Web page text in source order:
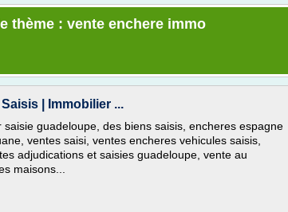
thème : vente enchere immo
| Immobilier ...
guadeloupe, des biens saisis, encheres espagne
ventes saisi, ventes encheres vehicules saisis,
adjudications et saisies guadeloupe, vente au
maisons...